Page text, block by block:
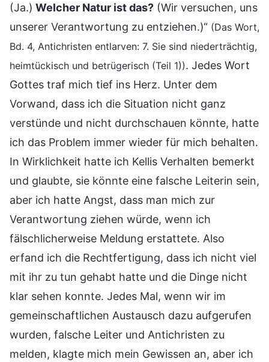
(Ja.) Welcher Natur ist das? (Wir versuchen, uns
unserer Verantwortung zu entziehen.)“ (Das Wort,
Bd. 4, Antichristen entlarven: 7. Sie sind niederträchtig,
heimtückisch und betrügerisch (Teil 1)). Jedes Wort
Gottes traf mich tief ins Herz. Unter dem
Vorwand, dass ich die Situation nicht ganz
verstünde und nicht durchschauen könnte, hatte
ich das Problem immer wieder für mich behalten.
In Wirklichkeit hatte ich Kellis Verhalten bemerkt
und glaubte, sie könnte eine falsche Leiterin sein,
aber ich hatte Angst, dass man mich zur
Verantwortung ziehen würde, wenn ich
fälschlicherweise Meldung erstattete. Also
erfand ich die Rechtfertigung, dass ich nicht viel
mit ihr zu tun gehabt hatte und die Dinge nicht
klar sehen konnte. Jedes Mal, wenn wir im
gemeinschaftlichen Austausch dazu aufgerufen
wurden, falsche Leiter und Antichristen zu
melden, klagte mich mein Gewissen an, aber ich